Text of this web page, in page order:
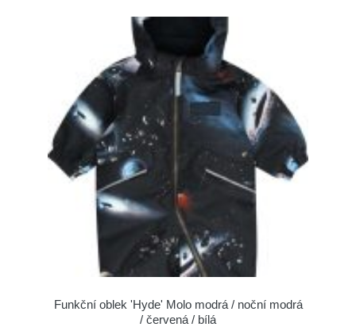
Funkční oblek 'Hyde' Molo modrá / noční modrá
/ červená / bílá